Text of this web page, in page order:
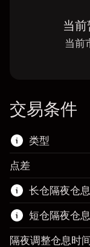
当
当前
交易条件
类型
该金融市场可
了解更多:
差价合约
点差
长仓隔夜仓
短仓隔夜仓
隔夜调整仓息时